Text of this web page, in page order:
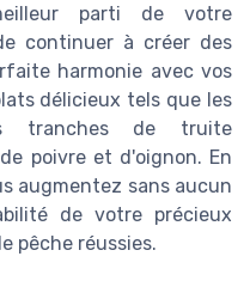
parti de votre
continuer à créer des
harmonie avec vos
délicieux tels que les
tranches de truite
poivre et d'oignon. En
augmentez sans aucun
de votre précieux
pêche réussies.